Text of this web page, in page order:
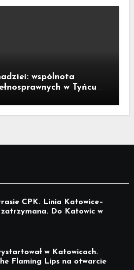
wspólnota
w Tyńcu
CPK. Linia Katowice–
Do Katowic w
w Katowicach.
Flaming Lips na otwarcie